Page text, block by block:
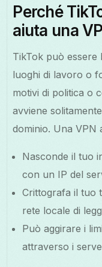
Perché
aiuta una
TikTok può
luoghi di lavoro o
motivi di politica o
avviene
dominio. Una VPN
Nasconde il tuo
con un IP del
Crittografa il tuo
rete locale di
Può aggirare i
attraverso i